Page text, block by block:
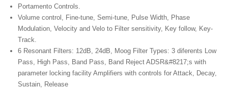
Portamento Controls.
Volume control, Fine-tune, Semi-tune, Pulse Width, Phase
Modulation, Velocity and Velo to Filter sensitivity, Key follow, Key-
Track.
6 Resonant Filters: 12dB, 24dB, Moog Filter Types: 3 diferents Low
Pass, High Pass, Band Pass, Band Reject ADSR&#8217;s with
parameter locking facility Amplifiers with controls for Attack, Decay,
Sustain, Release